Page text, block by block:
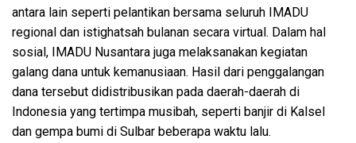
antara lain seperti pelantikan bersama seluruh IMADU
regional dan istighatsah bulanan secara virtual. Dalam hal
sosial, IMADU Nusantara juga melaksanakan kegiatan
galang dana untuk kemanusiaan. Hasil dari penggalangan
dana tersebut didistribusikan pada daerah-daerah di
Indonesia yang tertimpa musibah, seperti banjir di Kalsel
dan gempa bumi di Sulbar beberapa waktu lalu.